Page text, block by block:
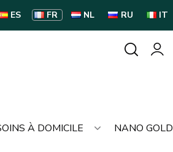
ES FR NL RU IT
À DOMICILE
NANO GOLD